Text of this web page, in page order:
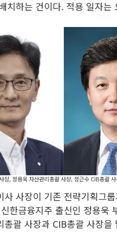
치하는 건이다. 적용 일자는
장, 정용욱 자산관리총괄 사장, 정근수 CIB총괄
사 사장이 기존 전략기획그
한금융지주 출신인 정용욱
총괄 사장과 CIB총괄 사장을